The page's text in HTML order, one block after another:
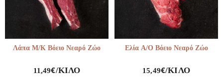
Λάπα Μ/Κ Βόειο Νεαρό Ζώο
11,49€/ΚΙΛΌ
Ελία Α/Ο Βόειο Νεαρό Ζώο
15,49€/ΚΙΛΌ